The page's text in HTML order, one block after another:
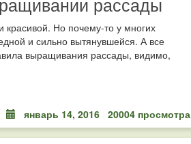
красивой. Но почему-то у многих
и сильно вытянувшейся. А все
выращивания рассады, видимо,
январь 14, 2016 20004 просмотра